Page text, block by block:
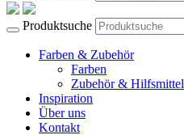
Produktsuche
Farben & Zubehör
Farben
Zubehör & Hilfsmittel
Inspiration
Über uns
Kontakt